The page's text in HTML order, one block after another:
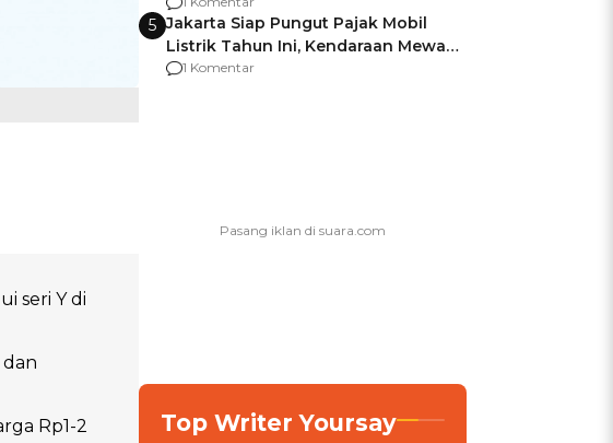
seri Y di
Rp1-2
5 Jakarta Siap Pungut Pajak Mobil
Listrik Tahun Ini, Kendaraan Mewah
Kena hingga 75% PKB
1 Komentar
Top Writer Yoursay